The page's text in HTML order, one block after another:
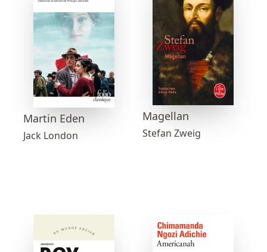
Martin Eden
Jack London
Magellan
Stefan Zweig